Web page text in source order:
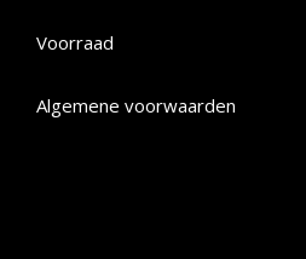
Voorraad
Algemene voorwaarden